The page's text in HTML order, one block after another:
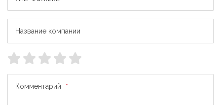
Название компании
Комментарий *